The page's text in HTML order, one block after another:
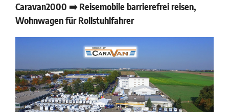
Caravan2000 ➡️ Reisemobile barrierefrei reisen,
Wohnwagen für Rollstuhlfahrer